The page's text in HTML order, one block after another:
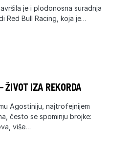
je i plodonosna suradnja
Red Bull Racing, koja je…
ŽIVOT IZA REKORDA
Agostiniju, najtrofejnijem
često se spominju brojke:
više…